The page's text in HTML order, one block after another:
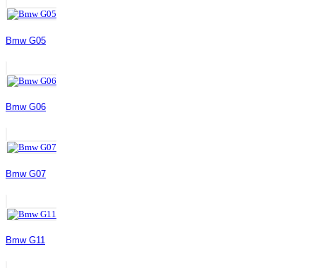
Bmw G05
Bmw G06
Bmw G07
Bmw G11